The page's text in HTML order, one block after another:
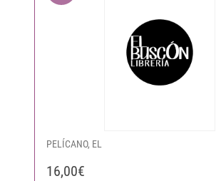
PELÍCANO, EL
16,00€